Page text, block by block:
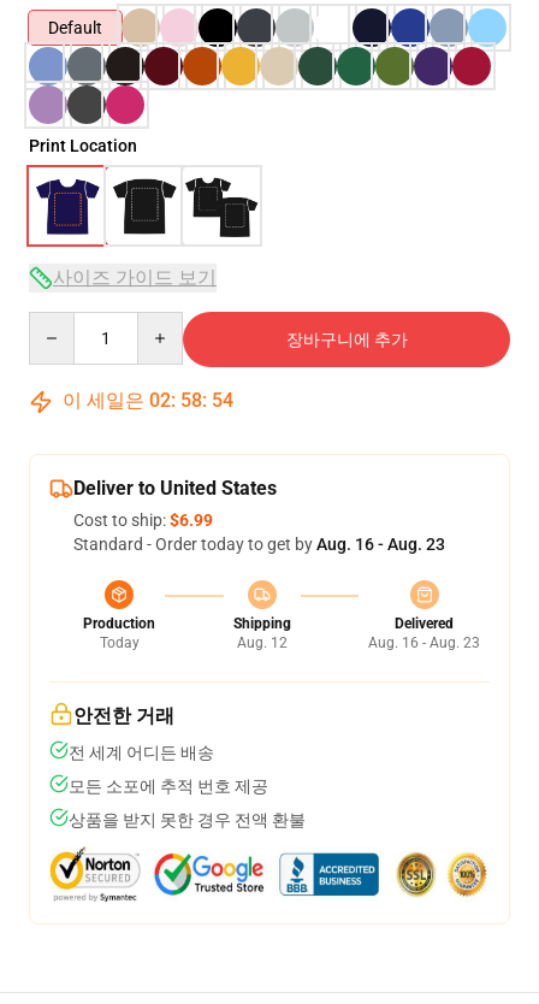
Default
Print Location
사이즈 가이드 보기
장바구니에 추가
이 세일은 02: 58: 53
Deliver to United States
Cost to ship:$6.99
Standard - Order today to get byAug. 16 - Aug. 23
Production
Today
Shipping
Aug. 12
Delivered
Aug. 16 - Aug. 23
안전한 거래
전 세계 어디든 배송
모든 소포에 추적 번호 제공
상품을 받지 못한 경우 전액 환불